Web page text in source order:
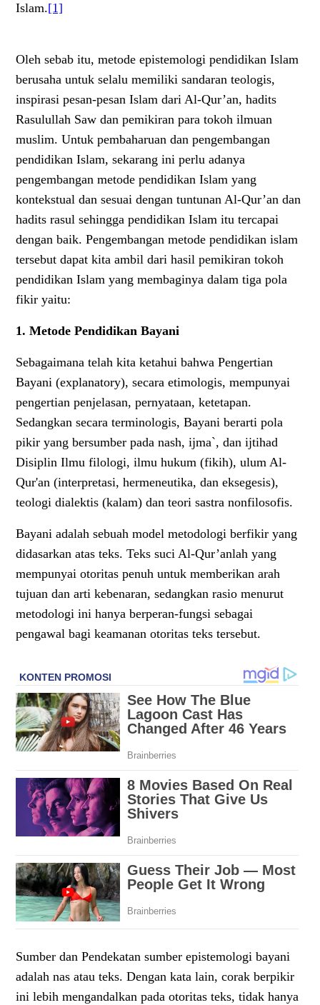
Islam.[1]
Oleh sebab itu, metode epistemologi pendidikan Islam
berusaha untuk selalu memiliki sandaran teologis,
inspirasi pesan-pesan Islam dari Al-Qur’an, hadits
Rasulullah Saw dan pemikiran para tokoh ilmuan
muslim. Untuk pembaharuan dan pengembangan
pendidikan Islam, sekarang ini perlu adanya
pengembangan metode pendidikan Islam yang
kontekstual dan sesuai dengan tuntunan Al-Qur’an dan
hadits rasul sehingga pendidikan Islam itu tercapai
dengan baik. Pengembangan metode pendidikan islam
tersebut dapat kita ambil dari hasil pemikiran tokoh
pendidikan Islam yang membaginya dalam tiga pola
fikir yaitu:
1. Metode Pendidikan Bayani
Sebagaimana telah kita ketahui bahwa Pengertian
Bayani (explanatory), secara etimologis, mempunyai
pengertian penjelasan, pernyataan, ketetapan.
Sedangkan secara terminologis, Bayani berarti pola
pikir yang bersumber pada nash, ijma`, dan ijtihad
Disiplin Ilmu filologi, ilmu hukum (fikih), ulum Al-
Qur'an (interpretasi, hermeneutika, dan eksegesis),
teologi dialektis (kalam) dan teori sastra nonfilosofis.
Bayani adalah sebuah model metodologi berfikir yang
didasarkan atas teks. Teks suci Al-Qur’anlah yang
mempunyai otoritas penuh untuk memberikan arah
tujuan dan arti kebenaran, sedangkan rasio menurut
metodologi ini hanya berperan-fungsi sebagai
pengawal bagi keamanan otoritas teks tersebut.
Sumber dan Pendekatan sumber epistemologi bayani
adalah nas atau teks. Dengan kata lain, corak berpikir
ini lebih mengandalkan pada otoritas teks, tidak hanya